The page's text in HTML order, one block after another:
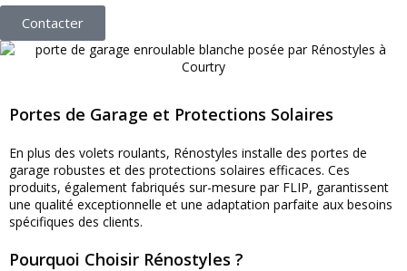
Contacter
Portes de Garage et Protections Solaires
En plus des volets roulants, Rénostyles installe des portes de
garage robustes et des protections solaires efficaces. Ces
produits, également fabriqués sur-mesure par FLIP, garantissent
une qualité exceptionnelle et une adaptation parfaite aux besoins
spécifiques des clients.
Pourquoi Choisir Rénostyles ?